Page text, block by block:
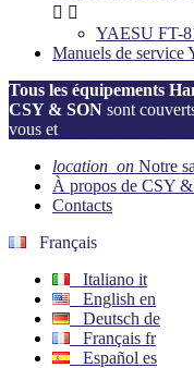
 
YAESU FT-
Manuels de service
Tous les équipements
CSY & SON sont
vous et
location_on Notre
À propos de CSY
Contacts
Français
Italiano it
English en
Deutsch de
Français fr
Español es